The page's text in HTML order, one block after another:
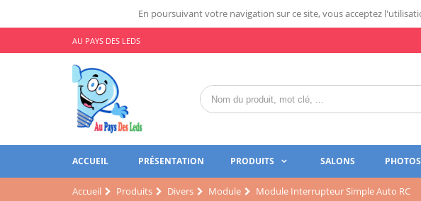
En poursuivant votre navigation sur ce site, vous acceptez
AU PAYS DES LEDS
ACCUEIL PRÉSENTATION PRODUITS SALONS PHOTOS
Accueil Produits Divers Module Module Interrupteur Simple Auto RC